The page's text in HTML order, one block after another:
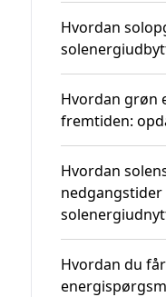
Hvordan
Hvordan grøn
fremtiden:
Hvordan
Hvordan du